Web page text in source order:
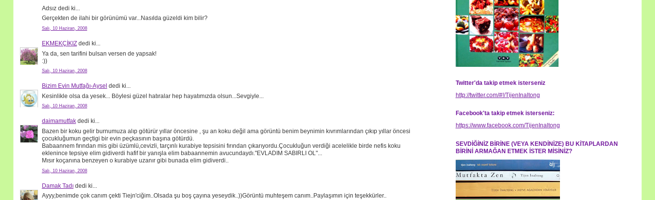
Adsız dedi ki...
Gerçekten de ilahi bir görünümü var...Nasılda güzeldi kim bilir?
Salı, 10 Haziran, 2008
EKMEKÇİKIZdedi ki...
Ya da, sen tarifini bulsan versen de yapsak!
:))
Salı, 10 Haziran, 2008
Bizim Evin Mutfağı-Aysel dedi ki...
Kesinlikle olsa da yesek... Böylesi güzel hatıralar hep hayatımızda olsun...Sevgiyle...
Salı, 10 Haziran, 2008
daimamutfakdedi ki...
Bazen bir koku gelir burnumuza alıp götürür yıllar öncesine , şu an koku değil ama görüntü benim beynimin kıvrımlarından çıkıp yıllar öncesi
çocukluğumun geçtigi bir evin peçkasının başına götürdü.
Babaannem fırından mis gibi üzümlü,cevizli, tarçınlı kurabiye tepsisini fırından çıkarıyordu.Çocukluğun verdiği acelelikle birde nefis koku
eklenince tepsiye elim gidiverdi hafif bir yanışla elim babaannemin avucundaydı."EVLADIM SABIRLI OL"...
Mısır koçanına benzeyen o kurabiye uzanır gibi bunada elim gidiverdi..
Salı, 10 Haziran, 2008
Damak Tadıdedi ki...
Ayyy,benimde çok canım çekti Tiejn'ciğim..Olsada şu boş çayına yeseydik..))Görüntü muhteşem canım..Paylaşımın için teşekkürler..
Twitter'da takip etmek isterseniz
http://twitter.com/#!/TijenInaltong
Facebook'ta takip etmek isterseniz:
https://www.facebook.com/TijenInaltong
SEVDİĞİNİZ BİRİNE (VEYA KENDİNİZE) BU KİTAPLARDAN
BİRİNİ ARMAĞAN ETMEK İSTER MİSİNİZ?